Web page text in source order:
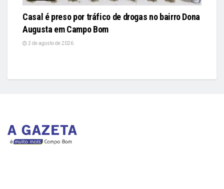
Casal é preso por tráfico de drogas no bairro Dona
Augusta em Campo Bom
2 de agosto de 2026